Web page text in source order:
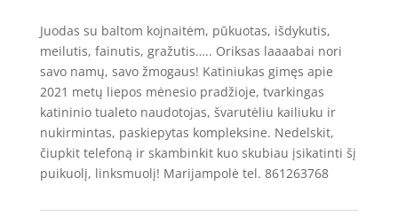
Juodas su baltom kojnaitėm, pūkuotas, išdykutis,
meilutis, fainutis, gražutis….. Oriksas laaaabai nori
savo namų, savo žmogaus! Katiniukas gimęs apie
2021 metų liepos mėnesio pradžioje, tvarkingas
katininio tualeto naudotojas, švarutėliu kailiuku ir
nukirmintas, paskiepytas kompleksine. Nedelskit,
čiupkit telefoną ir skambinkit kuo skubiau įsikatinti šį
puikuolį, linksmuolį! Marijampolė tel. 861263768